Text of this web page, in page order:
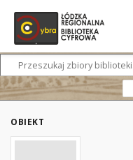
OBIEKT